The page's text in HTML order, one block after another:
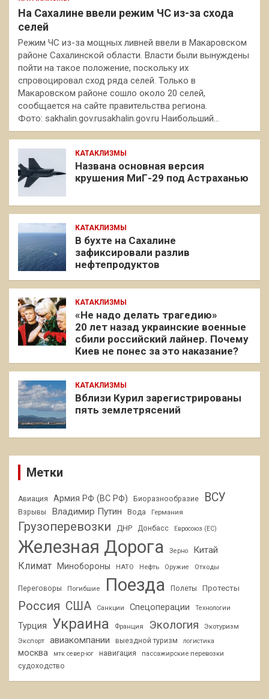
На Сахалине ввели режим ЧС из-за схода
селей
Режим ЧС из-за мощных ливней ввели в Макаровском
районе Сахалинской области. Власти были вынуждены
пойти на такое положение, поскольку их
спровоцировал сход ряда селей. Только в
Макаровском районе сошло около 20 селей,
сообщается на сайте правительства региона.
Фото: sakhalin.gov.rusakhalin.gov.ru Наибольший…
КАТАКЛИЗМЫ
Названа основная версия
крушения МиГ-29 под Астраханью
КАТАКЛИЗМЫ
В бухте на Сахалине
зафиксировали разлив
нефтепродуктов
КАТАКЛИЗМЫ
«Не надо делать трагедию»
20 лет назад украинские военные
сбили российский лайнер. Почему
Киев не понес за это наказание?
КАТАКЛИЗМЫ
Вблизи Курил зарегистрированы
пять землетрясений
Метки
Авиация Армия РФ (ВС РФ) Биоразнообразие ВСУ
Взрывы Владимир Путин Вода Германия
Грузоперевозки ДНР Донбасс Евросоюз (ЕС)
Железная Дорога Зерно Китай
Климат Минобороны НАТО Нефть Оружие Отходы
Переговоры Погибшие Поезда Полеты Протесты
Россия США Санкции Спецоперации Технологии
Турция Украина Франция Экология
Экотуризм
Экспорт
авиакомпании выездной туризм логистика
москва мтк север-юг навигация
пассажирские перевозки
судоходство